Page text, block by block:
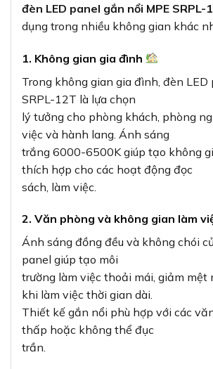
đèn LED panel gắn nổi MPE SRPL-
dụng trong nhiều không gian khác
1. Không gian gia đình
Trong không gian gia đình, đèn LED
SRPL-12T là lựa chọn
lý tưởng cho phòng khách, phòng
việc và hành lang. Ánh sáng
trắng 6000-6500K giúp tạo không
thích hợp cho các hoạt động đọc
sách, làm việc.
2. Văn phòng và không gian làm
Ánh sáng đồng đều và không chói
panel giúp tạo môi
trường làm việc thoải mái, giảm mệt
khi làm việc thời gian dài.
Thiết kế gắn nổi phù hợp với các
thấp hoặc không thể đục
trần.